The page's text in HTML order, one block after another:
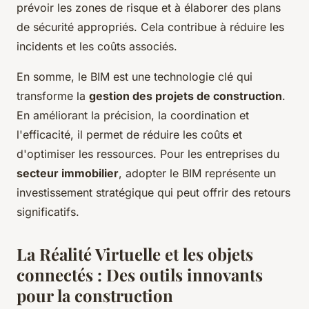
prévoir les zones de risque et à élaborer des plans
de sécurité appropriés. Cela contribue à réduire les
incidents et les coûts associés.
En somme, le BIM est une technologie clé qui
transforme la gestion des projets de construction.
En améliorant la précision, la coordination et
l'efficacité, il permet de réduire les coûts et
d'optimiser les ressources. Pour les entreprises du
secteur immobilier, adopter le BIM représente un
investissement stratégique qui peut offrir des retours
significatifs.
La Réalité Virtuelle et les objets
connectés : Des outils innovants
pour la construction